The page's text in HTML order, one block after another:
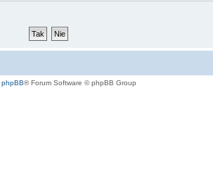
phpBB® Forum Software © phpBB Group